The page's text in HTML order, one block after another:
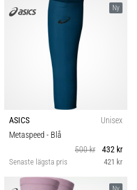
Ny
ASICS
Unisex
Metaspeed - Blå
500 kr
432 kr
Senaste lägsta pris 421 kr